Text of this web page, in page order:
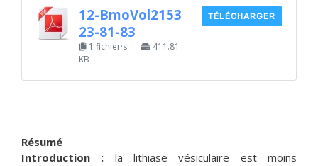
12-BmoVol2153
23-81-83
1 fichier·s
411.81
KB
TÉLÉCHARGER
Résumé
Introduction : la lithiase vésiculaire est moins